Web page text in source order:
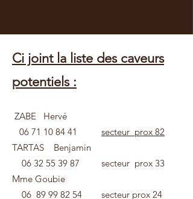
Ci joint la liste des caveurs
potentiels :
ZABE Hervé
06 71 10 84 41
secteur prox 82
TARTAS Benjamin
06 32 55 39 87 secteur prox 33
Mme Goubie
06 89 99 82 54 secteur prox 24